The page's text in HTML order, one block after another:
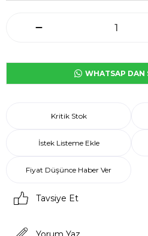
WHATSAP DAN
Kritik Stok
İstek Listeme Ekle
Fiyat Düşünce Haber Ver
Tavsiye Et